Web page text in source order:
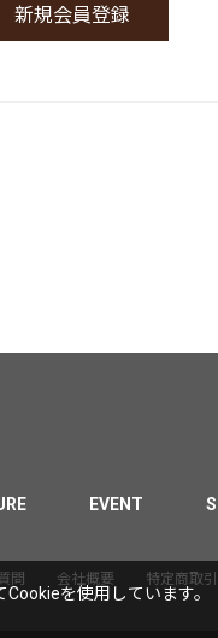
EVENT
問 会社概要 特定商取引
を使用しています。